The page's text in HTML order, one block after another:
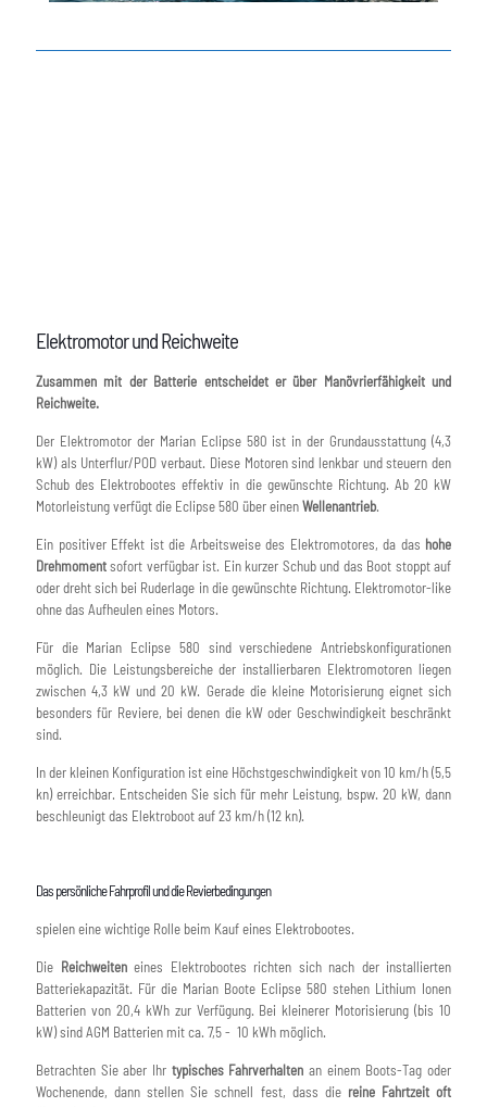
Elektromotor und Reichweite
Zusammen mit der Batterie entscheidet er über Manövrierfähigkeit und
Reichweite.
Der Elektromotor der Marian Eclipse 580 ist in der Grundausstattung (4,3
kW) als Unterflur/POD verbaut. Diese Motoren sind lenkbar und steuern den
Schub des Elektrobootes effektiv in die gewünschte Richtung. Ab 20 kW
Motorleistung verfügt die Eclipse 580 über einenWellenantrieb.
Ein positiver Effekt ist die Arbeitsweise des Elektromotores, da das hohe
Drehmomentsofort verfügbar ist. Ein kurzer Schub und das Boot stoppt auf
oder dreht sich bei Ruderlage in die gewünschte Richtung. Elektromotor-like
ohne das Aufheulen eines Motors.
Für die Marian Eclipse 580 sind verschiedene Antriebskonfigurationen
möglich. Die Leistungsbereiche der installierbaren Elektromotoren liegen
zwischen 4,3 kW und 20 kW. Gerade die kleine Motorisierung eignet sich
besonders für Reviere, bei denen die kW oder Geschwindigkeit beschränkt
sind.
In der kleinen Konfiguration ist eine Höchstgeschwindigkeit von 10 km/h (5,5
kn) erreichbar. Entscheiden Sie sich für mehr Leistung, bspw. 20 kW, dann
beschleunigt das Elektroboot auf 23 km/h (12 kn).
Das persönliche Fahrprofil und die Revierbedingungen
spielen eine wichtige Rolle beim Kauf eines Elektrobootes.
Die Reichweiteneines Elektrobootes richten sich nach der installierten
Batteriekapazität. Für die Marian Boote Eclipse 580 stehen Lithium Ionen
Batterien von 20,4 kWh zur Verfügung. Bei kleinerer Motorisierung (bis 10
kW) sind AGM Batterien mit ca. 7,5 - 10 kWh möglich.
Betrachten Sie aber Ihr typisches Fahrverhalten an einem Boots-Tag oder
Wochenende, dann stellen Sie schnell fest, dass die reine Fahrtzeit oft